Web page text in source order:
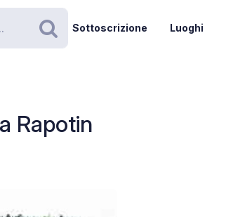
Ricerca
Sottoscrizione Luoghi
Rapotin